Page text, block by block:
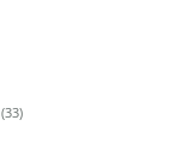
(33)